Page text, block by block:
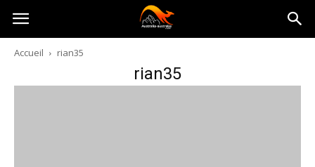
Australia-
australie.com
Accueil rian35
rian35